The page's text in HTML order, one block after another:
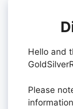
Hello and
Please